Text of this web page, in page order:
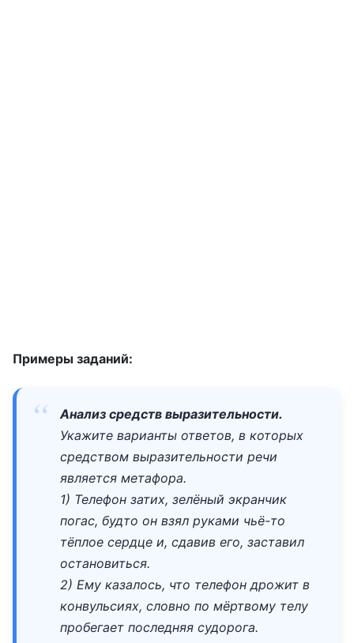
Примеры заданий:
Анализ средств выразительности.
Укажите варианты ответов, в которых
средством выразительности речи
является метафора.
1) Телефон затих, зелёный экранчик
погас, будто он взял руками чьё-то
тёплое сердце и, сдавив его, заставил
остановиться.
2) Ему казалось, что телефон дрожит в
конвульсиях, словно по мёртвому телу
пробегает последняя судорога.